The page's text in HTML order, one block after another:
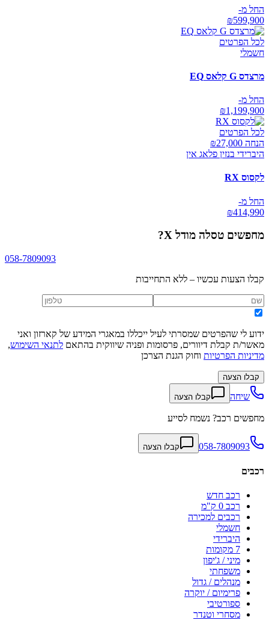
החל מ-
₪599,900
לכל הפרטים
חשמלי
מרצדס G קלאס EQ
החל מ-
₪1,199,900
לכל הפרטים
הנחה ₪ 27,000
היברידי בנזין פלאג אין
לקסוס RX
החל מ-
₪414,990
מחפשים טסלה מודל X ?
058-7809093
קבלו הצעות עכשיו – ללא התחייבות
ידוע לי שהפרטים שמסרתי לעיל ייכללו במאגרי המידע של קארזון ואני
מאשר/ת קבלת דיוורים, פרסומות ופניה שיווקית בהתאם לתנאי השימוש,
מדיניות הפרטיות וחוק הגנת הצרכן
קבלו הצעה
שיחה קבלו הצעה
מחפשים רכב? נשמח לסייע
058-7809093 קבלו הצעה
רכבים
רכב חדש
רכב 0 ק"מ
רכבים למכירה
חשמלי
היברידי
7 מקומות
מיני / ג'יפון
משפחתי
מנהלים / גדול
פרימיום / יוקרה
ספורטיבי
מסחרי וטנדר